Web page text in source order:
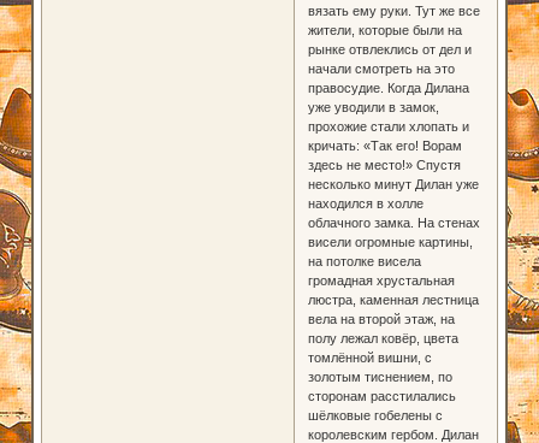
вязать ему руки. Тут же все
жители, которые были на
рынке отвлеклись от дел и
начали смотреть на это
правосудие. Когда Дилана
уже уводили в замок,
прохожие стали хлопать и
кричать: «Так его! Ворам
здесь не место!» Спустя
несколько минут Дилан уже
находился в холле
облачного замка. На стенах
висели огромные картины,
на потолке висела
громадная хрустальная
люстра, каменная лестница
вела на второй этаж, на
полу лежал ковёр, цвета
томлённой вишни, с
золотым тиснением, по
сторонам расстилались
шёлковые гобелены с
королевским гербом. Дилан